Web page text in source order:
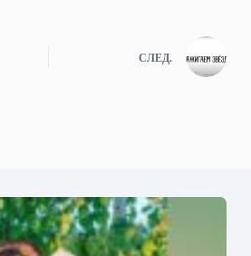
СЛЕД.